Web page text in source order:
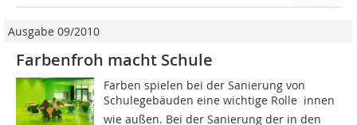
Ausgabe 09/2010
Farbenfroh macht Schule
Farben spielen bei der Sanierung von
Schulegebäuden eine wichtige Rolle  innen
wie außen. Bei der Sanierung der in den